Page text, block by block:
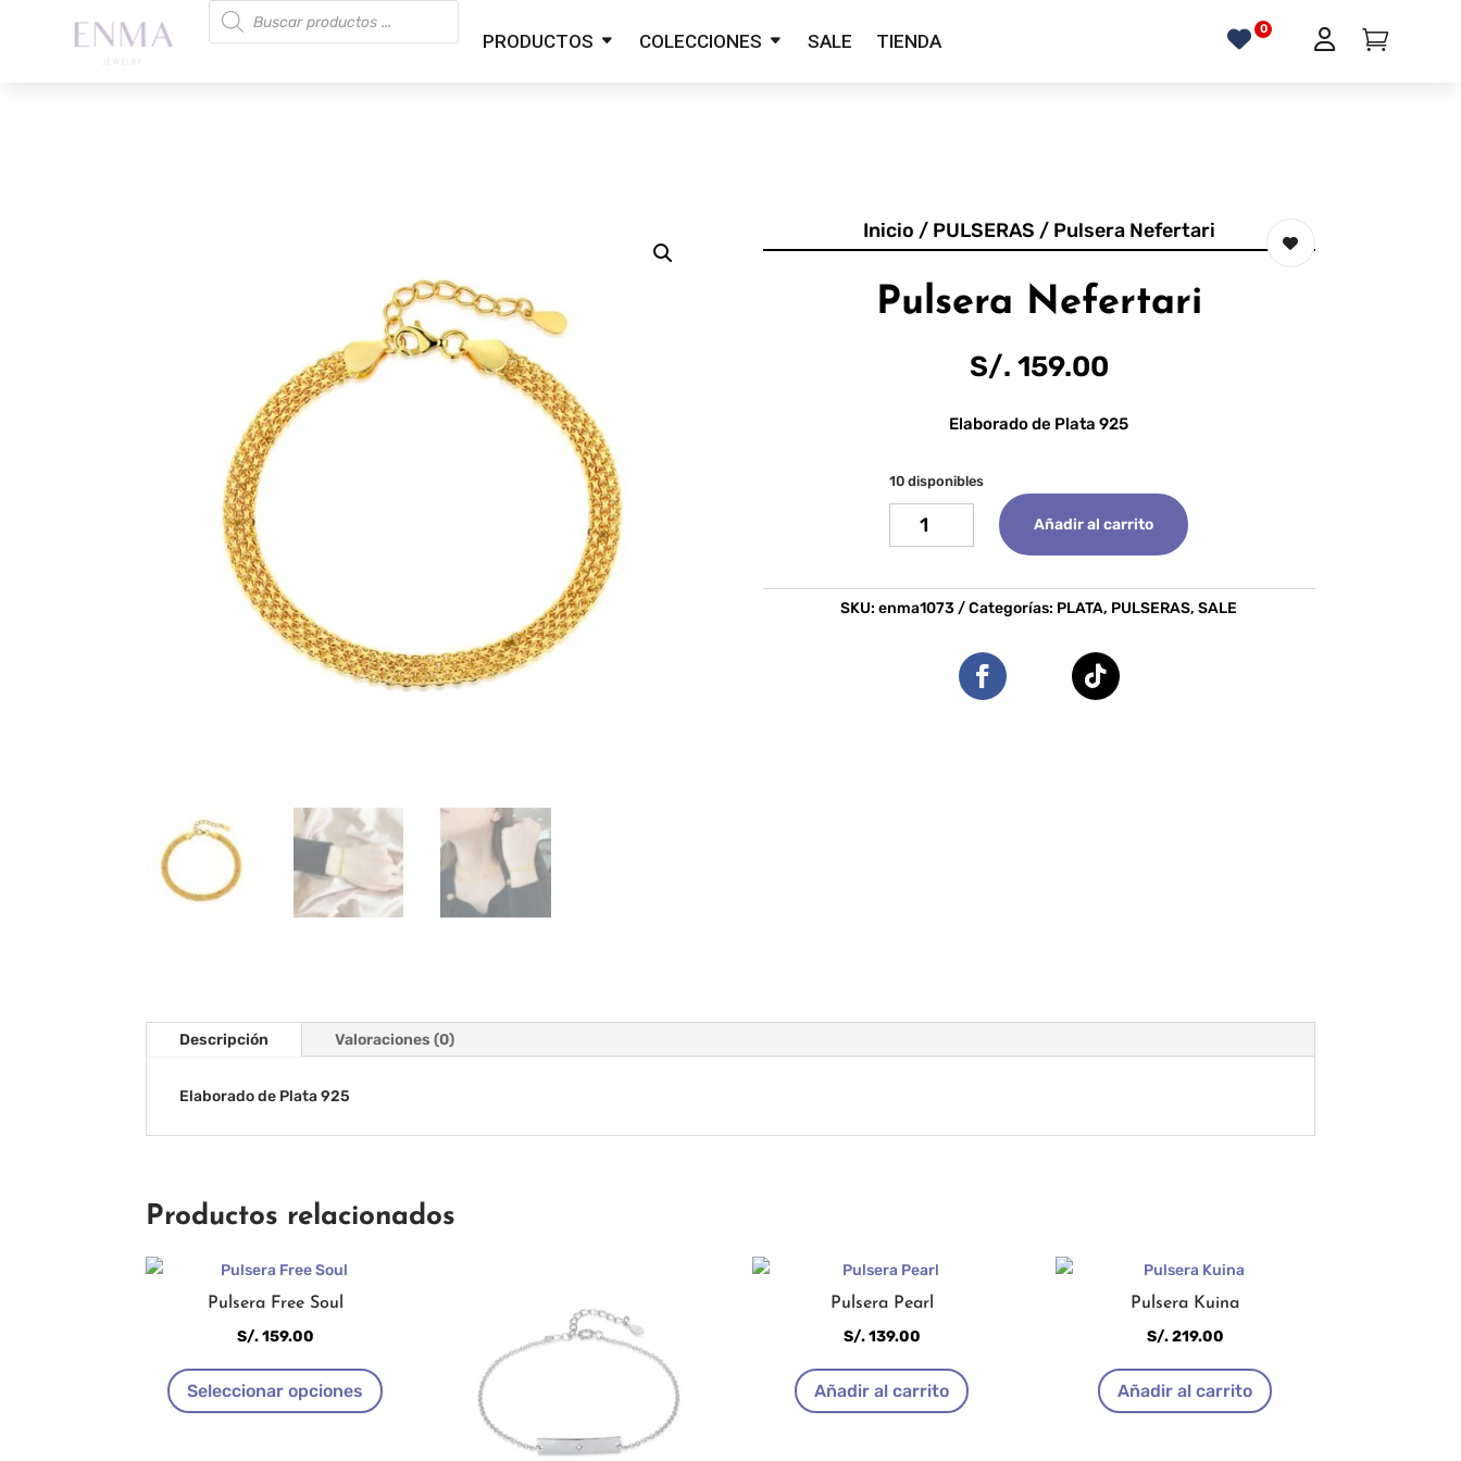
Búsqueda
de
productos
PRODUCTOS COLECCIONES SALE TIENDA
Inicio / PULSERAS / Pulsera Nefertari
Pulsera Nefertari
S/. 159.00
Elaborado de Plata 925
10 disponibles
Pulsera
Añadir al carrito
SKU:enma1073 Categorías: PLATA, PULSERAS,SALE
Descripción Valoraciones (0)
Elaborado de Plata 925
Productos relacionados
Pulsera Free Soul
S/.159.00
Seleccionar opciones
producto
Pulsera Pearl
S/.139.00
Añadir al carrito
Pulsera Kuina
S/.219.00
Añadir al carrito